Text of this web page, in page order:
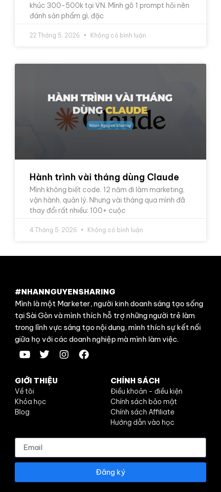
khúc 300-500k tại VN. Mình gõ 1 prompt hỏi nên
đánh sản phẩm gì, đặc
22 Tháng 5, 2026 Không có bình luận
Hành trình vài tháng dùng Claude
Mình không biết code. 12 năm đi làm marketing,
vận hành, quản lý. Nhưng vài tháng qua mình đã
thay đổi rất nhiều: 100+ cuộc
4 Tháng 5, 2026 Không có bình luận
#NHANNGUYENSHARING
Mình là một Marketer, người kinh doanh sáng tạo sống
tại Sài Gòn và mình thích hỗ trợ những người trẻ làm
trong lĩnh vực sáng tạo nội dung, mình thích sự kết nối
giữa họ với các doanh nghiệp mà mình làm việc.
GIỚI THIỆU
Về tôi
Khóa học
Blog
CHÍNH SÁCH
Điều khoản - điều kiện
Chính sách bảo mật
Chính sách Affiliate
Hướng dẫn vào học
Đăng ký